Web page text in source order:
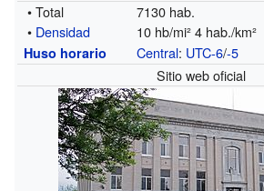
• Total
7130 hab.
• Densidad 10 hb/mi² 4 hab./km²
Huso horario Central: UTC-6/-5
Sitio web oficial